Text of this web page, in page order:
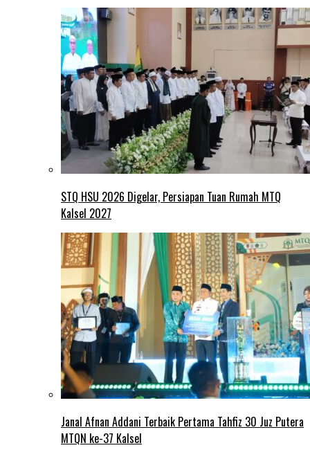
STQ HSU 2026 Digelar, Persiapan Tuan Rumah MTQ
Kalsel 2027
Janal Afnan Addani Terbaik Pertama Tahfiz 30 Juz Putera
MTQN ke-37 Kalsel